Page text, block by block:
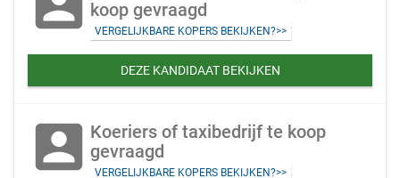
koop gevraagd
VERGELIJKBARE KOPERS BEKIJKEN?>>
DEZE KANDIDAAT BEKIJKEN
account_box Koeriers of taxibedrijf te koop
gevraagd
VERGELIJKBARE KOPERS BEKIJKEN?>>